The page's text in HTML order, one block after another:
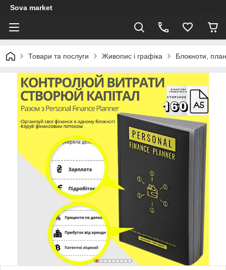
Sova market
Товари та послуги Живопис і графіка Блокноти,